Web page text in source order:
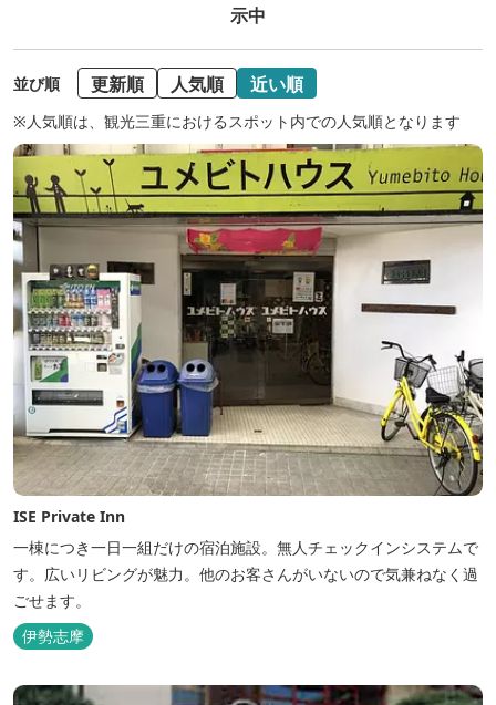
示中
並び順 更新順 人気順 近い順
※人気順は、観光三重におけるスポット内での人気順となります
ISE Private Inn
一棟につき一日一組だけの宿泊施設。無人チェックインシステムで
す。広いリビングが魅力。他のお客さんがいないので気兼ねなく過
ごせます。
伊勢志摩